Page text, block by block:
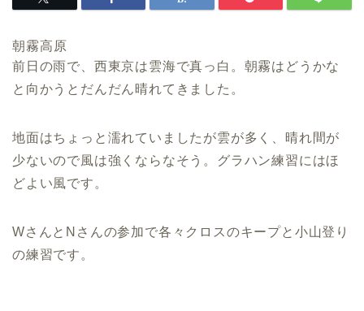
朝霧高原
前日の雨で、西東京は雲海で真っ白。朝霧はどうかな
と向かうとだんだん晴れてきました。
地面はちょっと濡れていましたが雲が多く、晴れ間が
少ないので風は強くならなそう。グラハン練習にはほ
どよい風です。
WさんとNさんの参加で各々クロスのキープと小山登り
の練習です。